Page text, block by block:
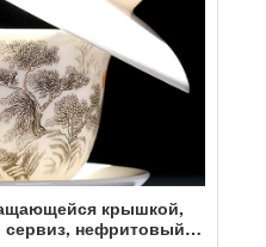
крышкой,
сервиз, нефритовый